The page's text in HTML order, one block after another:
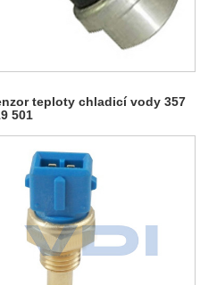
teploty chladicí vody 357
501